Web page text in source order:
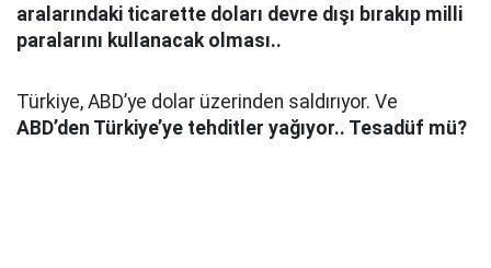
aralarındaki ticarette doları devre dışı bırakıp milli
paralarını kullanacak olması..
Türkiye, ABD’ye dolar üzerinden saldırıyor. Ve
ABD’den Türkiye’ye tehditler yağıyor.. Tesadüf mü?